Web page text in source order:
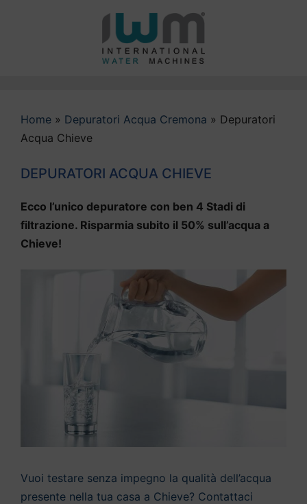
Home » Depuratori Acqua Cremona » Depuratori
Acqua Chieve
DEPURATORI ACQUA CHIEVE
Ecco l’unico depuratore con ben 4 Stadi di
filtrazione. Risparmia subito il 50% sull’acqua a
Chieve!
Vuoi testare senza impegno la qualità dell’acqua
presente nella tua casa a Chieve? Contattaci